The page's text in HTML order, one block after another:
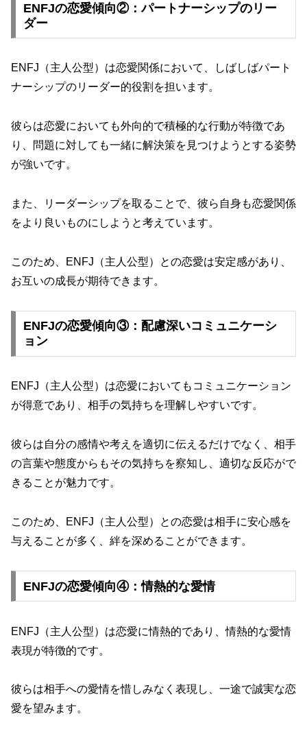
ENFJの恋愛傾向②：パートナーシップのリー
ダー
ENFJ（主人公型）は恋愛関係において、しばしばパート
ナーシップのリーダー的役割を担います。
彼らは恋愛においても外向的で積極的な行動が特徴であ
り、問題に対しても一緒に解決策を見つけようとする姿勢
が強いです。
また、リーダーシップを取ることで、彼ら自身も恋愛関係
をより良いものにしようと考えています。
このため、ENFJ（主人公型）との恋愛は安定感があり、
お互いの成長が期待できます。
ENFJの恋愛傾向③：配慮深いコミュニケーシ
ョン
ENFJ（主人公型）は恋愛においてもコミュニケーション
が得意であり、相手の気持ちを理解しやすいです。
彼らは自分の感情や考えを適切に伝えるだけでなく、相手
の言葉や態度からもその気持ちを察知し、適切な反応がで
きることが魅力です。
このため、ENFJ（主人公型）との恋愛は相手に安心感を
与えることが多く、絆を深めることができます。
ENFJの恋愛傾向④：情熱的な愛情
ENFJ（主人公型）は恋愛に情熱的であり、情熱的な愛情
表現が特徴的です。
彼らは相手への愛情を惜しみなく表現し、一途で誠実な恋
愛を望みます。